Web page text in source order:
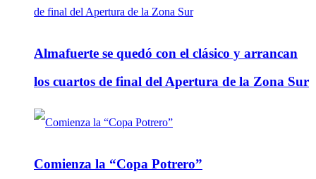
Almafuerte se quedó con el clásico y arrancan
los cuartos de final del Apertura de la Zona Sur
Comienza la “Copa Potrero”